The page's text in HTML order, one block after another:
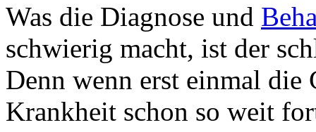
Was die Diagnose und
schwierig macht, ist der
Denn wenn erst einmal die
Krankheit schon so weit